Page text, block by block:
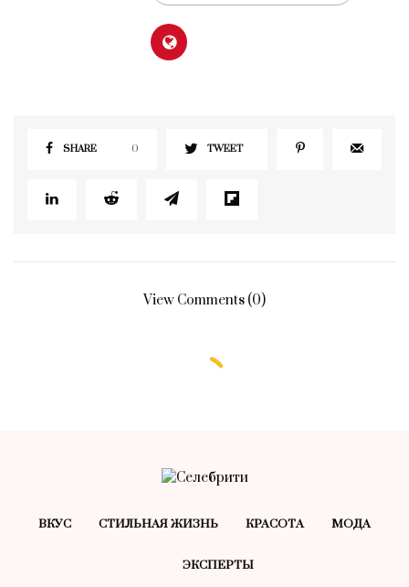
SHARE 0 TWEET
View Comments (0)
продлить срок службы свечей —
28.12.2024